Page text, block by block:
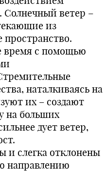
Солнечный ветер –
из
время с помощью
наталкиваясь на
их – создают
на больших
дует ветер,
и слегка отклонены
направлению